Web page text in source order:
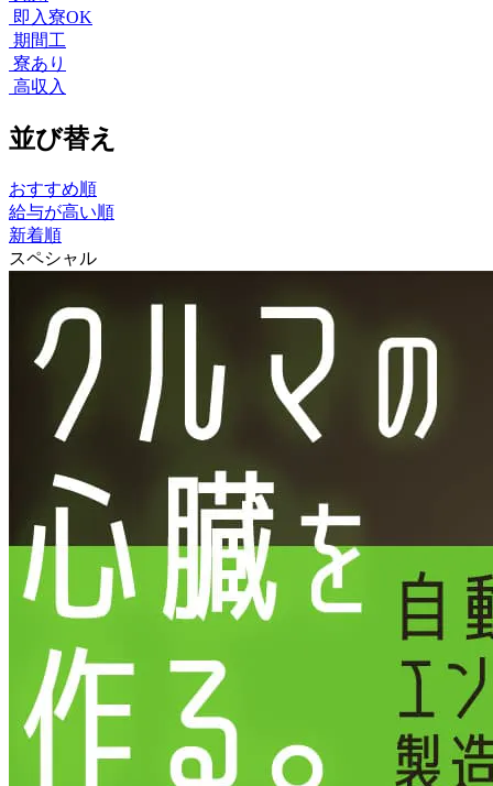
即入寮OK
期間工
寮あり
高収入
並び替え
おすすめ順
給与が高い順
新着順
スペシャル